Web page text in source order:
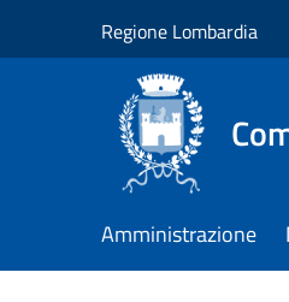
Regione Lombardia
Amministrazione